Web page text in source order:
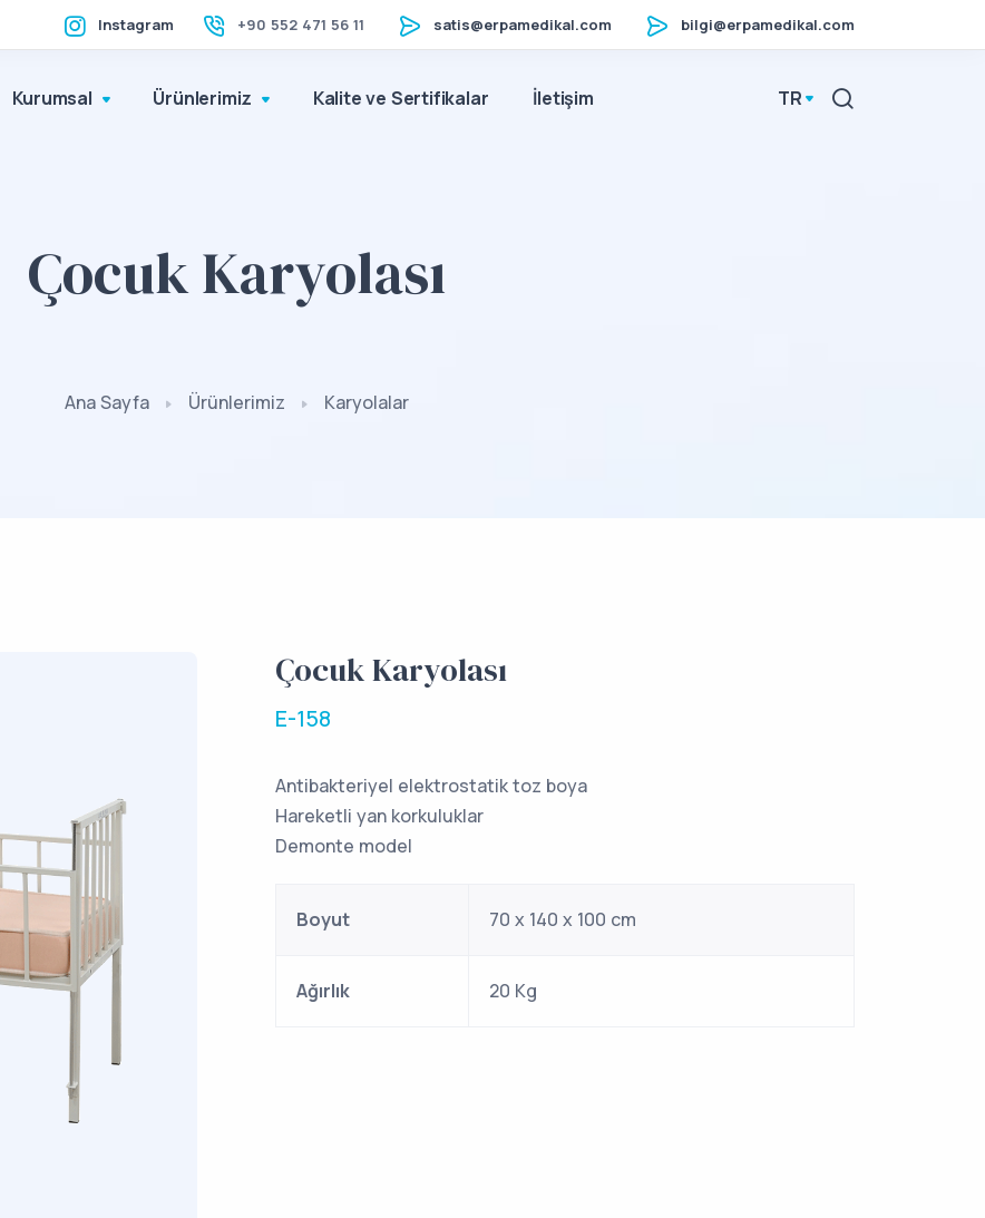
Instagram +90 552 471 56 11 satis@erpamedikal.com bilgi@erpamedikal.com
Kurumsal Ürünlerimiz Kalite ve Sertifikalar İletişim TR
Çocuk Karyolası
Ana Sayfa Ürünlerimiz Karyolalar
Çocuk Karyolası
E-158
Antibakteriyel elektrostatik toz boya
Hareketli yan korkuluklar
Demonte model
Boyut 70 x 140 x 100 cm
Ağırlık 20 Kg